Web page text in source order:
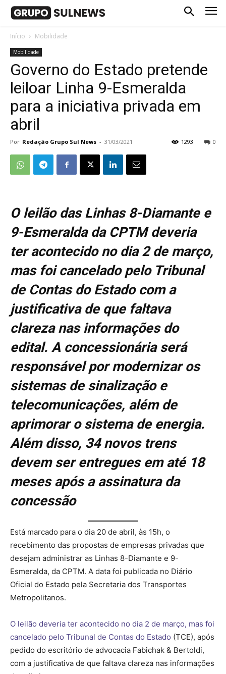
Início Mobilidade
Mobilidade
Governo do Estado pretende
leiloar Linha 9-Esmeralda
para a iniciativa privada em
abril
Por Redação Grupo Sul News - 31/03/2021 0
1293
O leilão das Linhas 8-Diamante e
9-Esmeralda da CPTM deveria
ter acontecido no dia 2 de março,
mas foi cancelado pelo Tribunal
de Contas do Estado com a
justificativa de que faltava
clareza nas informações do
edital. A concessionária será
responsável por modernizar os
sistemas de sinalização e
telecomunicações, além de
aprimorar o sistema de energia.
Além disso, 34 novos trens
devem ser entregues em até 18
meses após a assinatura da
concessão
Está marcado para o dia 20 de abril, às 15h, o
recebimento das propostas de empresas privadas que
desejam administrar as Linhas 8-Diamante e 9-
Esmeralda, da CPTM. A data foi publicada no Diário
Oficial do Estado pela Secretaria dos Transportes
Metropolitanos.
O leilão deveria ter acontecido no dia 2 de março, mas foi
cancelado pelo Tribunal de Contas do Estado (TCE), após
pedido do escritório de advocacia Fabichak & Bertoldi,
com a justificativa de que faltava clareza nas informações